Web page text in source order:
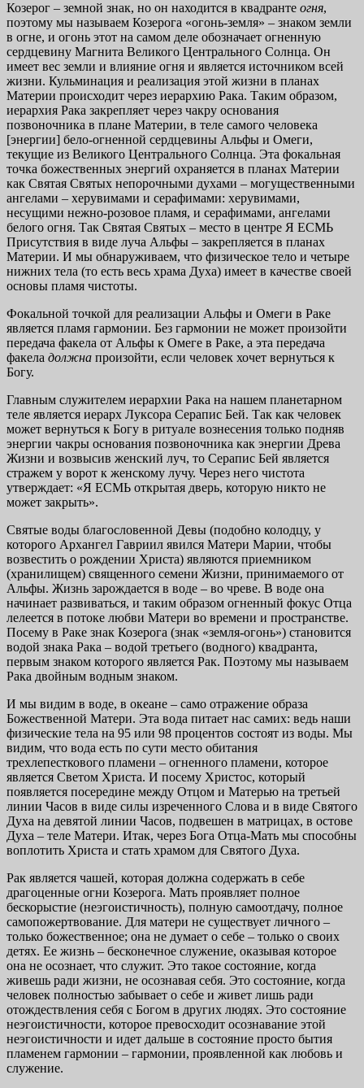
Козерог – земной знак, но он находится в квадранте огня,
поэтому мы называем Козерога «огонь-земля» – знаком земли
в огне, и огонь этот на самом деле обозначает огненную
сердцевину Магнита Великого Центрального Солнца. Он
имеет вес земли и влияние огня и является источником всей
жизни. Кульминация и реализация этой жизни в планах
Материи происходит через иерархию Рака. Таким образом,
иерархия Рака закрепляет через чакру основания
позвоночника в плане Материи, в теле самого человека
[энергии] бело-огненной сердцевины Альфы и Омеги,
текущие из Великого Центрального Солнца. Эта фокальная
точка божественных энергий охраняется в планах Материи
как Святая Святых непорочными духами – могущественными
ангелами – херувимами и серафимами: херувимами,
несущими нежно-розовое пламя, и серафимами, ангелами
белого огня. Так Святая Святых – место в центре Я ЕСМЬ
Присутствия в виде луча Альфы – закрепляется в планах
Материи. И мы обнаруживаем, что физическое тело и четыре
нижних тела (то есть весь храма Духа) имеет в качестве своей
основы пламя чистоты.
Фокальной точкой для реализации Альфы и Омеги в Раке
является пламя гармонии. Без гармонии не может произойти
передача факела от Альфы к Омеге в Раке, а эта передача
факела должна произойти, если человек хочет вернуться к
Богу.
Главным служителем иерархии Рака на нашем планетарном
теле является иерарх Луксора Серапис Бей. Так как человек
может вернуться к Богу в ритуале вознесения только подняв
энергии чакры основания позвоночника как энергии Древа
Жизни и возвысив женский луч, то Серапис Бей является
стражем у ворот к женскому лучу. Через него чистота
утверждает: «Я ЕСМЬ открытая дверь, которую никто не
может закрыть».
Святые воды благословенной Девы (подобно колодцу, у
которого Архангел Гавриил явился Матери Марии, чтобы
возвестить о рождении Христа) являются приемником
(хранилищем) священного семени Жизни, принимаемого от
Альфы. Жизнь зарождается в воде – во чреве. В воде она
начинает развиваться, и таким образом огненный фокус Отца
лелеется в потоке любви Матери во времени и пространстве.
Посему в Раке знак Козерога (знак «земля-огонь») становится
водой знака Рака – водой третьего (водного) квадранта,
первым знаком которого является Рак. Поэтому мы называем
Рака двойным водным знаком.
И мы видим в воде, в океане – само отражение образа
Божественной Матери. Эта вода питает нас самих: ведь наши
физические тела на 95 или 98 процентов состоят из воды. Мы
видим, что вода есть по сути место обитания
трехлепесткового пламени – огненного пламени, которое
является Светом Христа. И посему Христос, который
появляется посередине между Отцом и Матерью на третьей
линии Часов в виде силы изреченного Слова и в виде Святого
Духа на девятой линии Часов, подвешен в матрицах, в остове
Духа – теле Матери. Итак, через Бога Отца-Мать мы способны
воплотить Христа и стать храмом для Святого Духа.
Рак является чашей, которая должна содержать в себе
драгоценные огни Козерога. Мать проявляет полное
бескорыстие (неэгоистичность), полную самоотдачу, полное
самопожертвование. Для матери не существует личного –
только божественное; она не думает о себе – только о своих
детях. Ее жизнь – бесконечное служение, оказывая которое
она не осознает, что служит. Это такое состояние, когда
живешь ради жизни, не осознавая себя. Это состояние, когда
человек полностью забывает о себе и живет лишь ради
отождествления себя с Богом в других людях. Это состояние
неэгоистичности, которое превосходит осознавание этой
неэгоистичности и идет дальше в состояние просто бытия
пламенем гармонии – гармонии, проявленной как любовь и
служение.